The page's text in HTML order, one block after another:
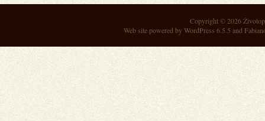
Copyright © 2026
Web site powered byWordPress 6.5.5 and